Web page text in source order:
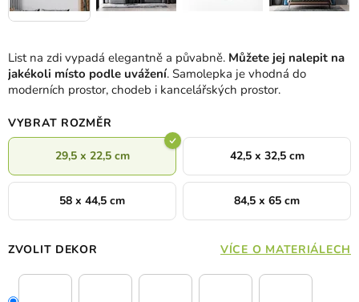
List na zdi vypadá elegantně a půvabně. Můžete jej nalepit na
jakékoli místo podle uvážení. Samolepka je vhodná do
moderních prostor, chodeb i kancelářských prostor.
VYBRAT ROZMĚR
29,5 x 22,5 cm 42,5 x 32,5 cm
58 x 44,5 cm 84,5 x 65 cm
ZVOLIT DEKOR VÍCE O MATERIÁLECH